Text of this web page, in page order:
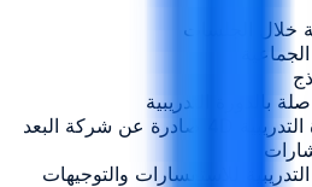
خلال الجلسات
بالدورة التدريبية
○ شهادة إتمام الدورة التدريبية 4D صادرة عن شركة البعد
للاستفسارات والتوجيهات